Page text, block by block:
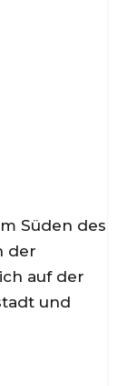
Süden des
der
auf der
und